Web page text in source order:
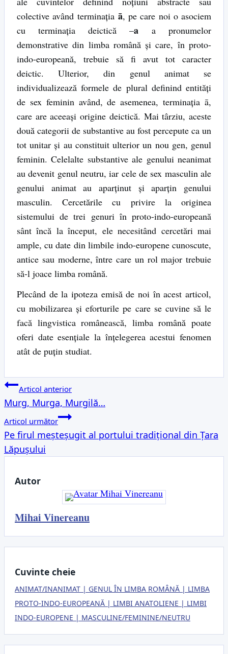
colective având terminația ā, pe care noi o asociem
cu terminația deictică –a a pronumelor
demonstrative din limba română și care, în proto-
indo-europeană, trebuie să fi avut tot caracter
deictic. Ulterior, din genul animat se
individualizează formele de plural definind entități
de sex feminin având, de asemenea, terminația ā,
care are aceeași origine deictică. Mai târziu, aceste
două categorii de substantive au fost percepute ca un
tot unitar și au constituit ulterior un nou gen, genul
feminin. Celelalte substantive ale genului neanimat
au devenit genul neutru, iar cele de sex masculin ale
genului animat au aparținut și aparțin genului
masculin. Cercetările cu privire la originea
sistemului de trei genuri în proto-indo-europeană
sânt încă la început, ele necesitând cercetări mai
ample, cu date din limbile indo-europene cunoscute,
antice sau moderne, între care un rol major trebuie
să-l joace limba română.
Plecând de la ipoteza emisă de noi în acest articol,
cu mobilizarea și eforturile pe care se cuvine să le
facă lingvistica românească, limba română poate
oferi date esențiale la înțelegerea acestui fenomen
atât de puțin studiat.
Navigare
în
articole
Articol anterior
Murg, Murga, Murgilă…
Articol următor
Pe firul meșteșugit al portului tradițional din Țara
Lăpușului
Autor
Mihai Vinereanu
Cuvinte cheie
ANIMAT/INANIMAT GENUL ÎN LIMBA ROMÂNĂ
LIMBA
PROTO-INDO-EUROPEANĂ
LIMBI ANATOLIENE
LIMBI
INDO-EUROPENE
MASCULINE/FEMININE/NEUTRU